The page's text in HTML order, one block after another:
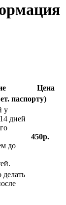
Цена
паспорту)
у
дней
до
450р.